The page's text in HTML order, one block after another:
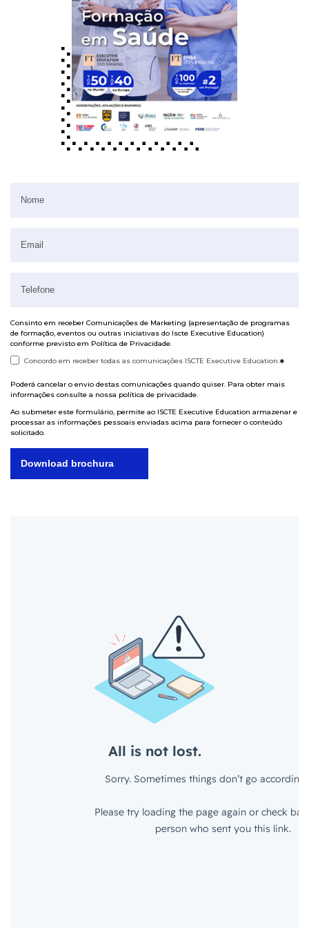
Consinto em receber Comunicações de Marketing (apresentação de programas
de formação, eventos ou outras iniciativas do Iscte Executive Education)
conforme previsto em Política de Privacidade.
Concordo em receber todas as comunicações ISCTE Executive Education.*
Poderá cancelar o envio destas comunicações quando quiser. Para obter mais
informações consulte a nossa política de privacidade.
Ao submeter este formulário, permite ao ISCTE Executive Education armazenar e
processar as informações pessoais enviadas acima para fornecer o conteúdo
solicitado.